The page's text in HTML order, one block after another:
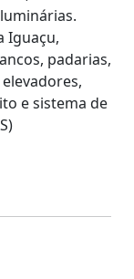
Iguaçu,
padarias,
e sistema de